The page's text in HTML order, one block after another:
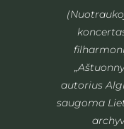
autorius
saugoma